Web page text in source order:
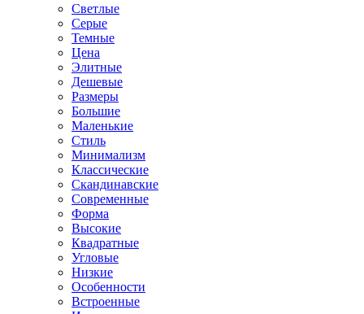
Светлые
Серые
Темные
Цена
Элитные
Дешевые
Размеры
Большие
Маленькие
Стиль
Минимализм
Классические
Скандинавские
Современные
Форма
Высокие
Квадратные
Угловые
Низкие
Особенности
Встроенные